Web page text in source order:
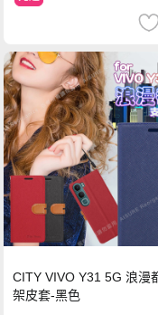
CITY VIVO Y31 5G 浪漫
架皮套-黑色